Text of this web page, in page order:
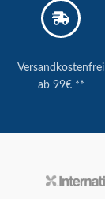
Versandkostenfrei
ab 99€ **